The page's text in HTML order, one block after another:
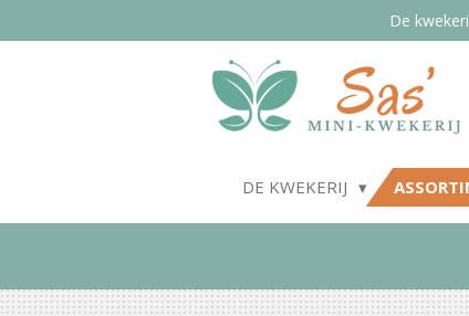
De
DE KWEKERIJ